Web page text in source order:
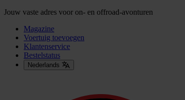
Jouw vaste adres voor on- en offroad-avonturen
Magazine
Voertuig toevoegen
Klantenservice
Bestelstatus
Nederlands